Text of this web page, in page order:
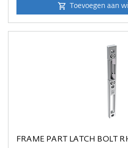
Toevoegen aan
FRAME PART LATCH BOLT